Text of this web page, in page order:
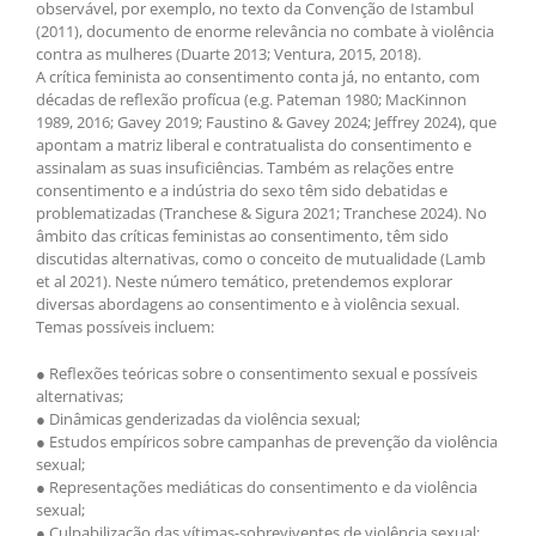
observável, por exemplo, no texto da Convenção de Istambul
(2011), documento de enorme relevância no combate à violência
contra as mulheres (Duarte 2013; Ventura, 2015, 2018).
A crítica feminista ao consentimento conta já, no entanto, com
décadas de reflexão profícua (e.g. Pateman 1980; MacKinnon
1989, 2016; Gavey 2019; Faustino & Gavey 2024; Jeffrey 2024), que
apontam a matriz liberal e contratualista do consentimento e
assinalam as suas insuficiências. Também as relações entre
consentimento e a indústria do sexo têm sido debatidas e
problematizadas (Tranchese & Sigura 2021; Tranchese 2024). No
âmbito das críticas feministas ao consentimento, têm sido
discutidas alternativas, como o conceito de mutualidade (Lamb
et al 2021). Neste número temático, pretendemos explorar
diversas abordagens ao consentimento e à violência sexual.
Temas possíveis incluem:
● Reflexões teóricas sobre o consentimento sexual e possíveis
alternativas;
● Dinâmicas genderizadas da violência sexual;
● Estudos empíricos sobre campanhas de prevenção da violência
sexual;
● Representações mediáticas do consentimento e da violência
sexual;